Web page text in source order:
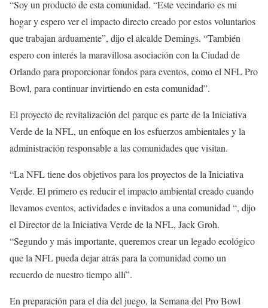
“Soy un producto de esta comunidad. “Este vecindario es mi
hogar y espero ver el impacto directo creado por estos voluntarios
que trabajan arduamente”, dijo el alcalde Demings. “También
espero con interés la maravillosa asociación con la Ciudad de
Orlando para proporcionar fondos para eventos, como el NFL Pro
Bowl, para continuar invirtiendo en esta comunidad”.
El proyecto de revitalización del parque es parte de la Iniciativa
Verde de la NFL, un enfoque en los esfuerzos ambientales y la
administración responsable a las comunidades que visitan.
“La NFL tiene dos objetivos para los proyectos de la Iniciativa
Verde. El primero es reducir el impacto ambiental creado cuando
llevamos eventos, actividades e invitados a una comunidad “, dijo
el Director de la Iniciativa Verde de la NFL, Jack Groh.
“Segundo y más importante, queremos crear un legado ecológico
que la NFL pueda dejar atrás para la comunidad como un
recuerdo de nuestro tiempo allí”.
En preparación para el día del juego, la Semana del Pro Bowl